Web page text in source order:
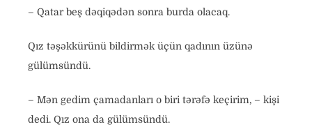
– Qatar beş dəqiqədən sonra burda olacaq.
Qız təşəkkürünü bildirmək üçün qadının üzünə
gülümsündü.
– Mən gedim çamadanları o biri tərəfə keçirim, – kişi
dedi. Qız ona da gülümsündü.